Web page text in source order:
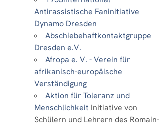
Antirassistische Faninitiative
Dynamo Dresden
Abschiebehaftkontaktgruppe
Dresden e.V.
Afropa e. V. - Verein für
afrikanisch-europäische
Verständigung
Aktion für Toleranz und
Menschlichkeit Initiative von
Schülern und Lehrern des Romain-